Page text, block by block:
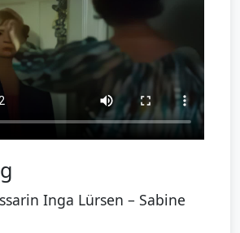
Inga Lürsen – Sabine